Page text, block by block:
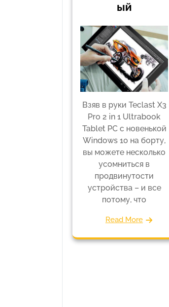
ый
Взяв в руки Teclast X3
Pro 2 in 1 Ultrabook
Tablet PC с новенькой
Windows 10 на борту,
вы можете несколько
усомниться в
продвинутости
устройства – и все
потому, что
Read More